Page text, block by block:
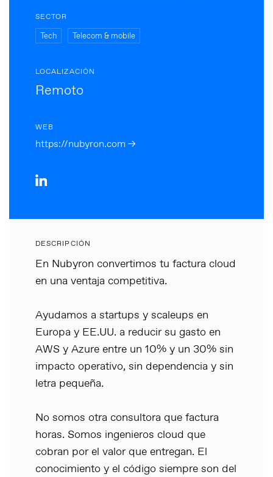
SECTOR
Tech Telecom & mobile
LOCALIZACIÓN
Remoto
WEB
https://nubyron.com →
DESCRIPCIÓN
En Nubyron convertimos tu factura cloud
en una ventaja competitiva.
Ayudamos a startups y scaleups en
Europa y EE.UU. a reducir su gasto en
AWS y Azure entre un 10% y un 30% sin
impacto operativo, sin dependencia y sin
letra pequeña.
No somos otra consultora que factura
horas. Somos ingenieros cloud que
cobran por el valor que entregan. El
conocimiento y el código siempre son del